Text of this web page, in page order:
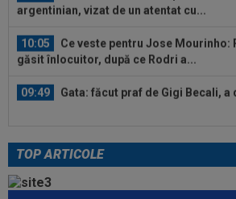
10:05
Ce veste pentru Jose Mourinho:
găsit înlocuitor, după ce Rodri a...
09:49
Gata: făcut praf de Gigi Becali, a
să plece de la FCSB! ”Mi-e și...
Galatasaray pregătește replica,
10:55 LIVE VIDEO
Concordia Chiajna
0, ACUM, pe Digi Sport 1. Programul
TOP ARTICOLE